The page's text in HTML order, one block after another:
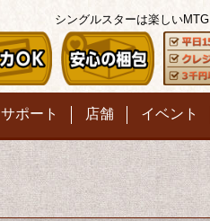
シングルスターは楽しいMTG
イベント
店舗
サポート